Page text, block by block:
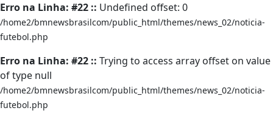
Erro na Linha: #22 :: Undefined offset: 0
/home2/bmnewsbrasilcom/public_html/themes/news_02/noticia-
futebol.php
Erro na Linha: #22 :: Trying to access array offset on value
of type null
/home2/bmnewsbrasilcom/public_html/themes/news_02/noticia-
futebol.php